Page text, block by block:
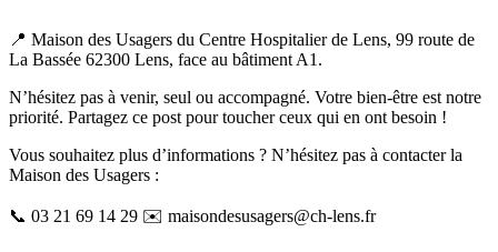
📍 Maison des Usagers du Centre Hospitalier de Lens, 99 route de
La Bassée 62300 Lens, face au bâtiment A1.
N’hésitez pas à venir, seul ou accompagné. Votre bien-être est notre
priorité. Partagez ce post pour toucher ceux qui en ont besoin !
Vous souhaitez plus d’informations ? N’hésitez pas à contacter la
Maison des Usagers :
📞 03 21 69 14 29 ✉️ maisondesusagers@ch-lens.fr